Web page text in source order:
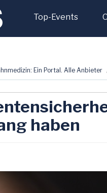
Top-Events
Ein Portal. Alle Anbieter
haben